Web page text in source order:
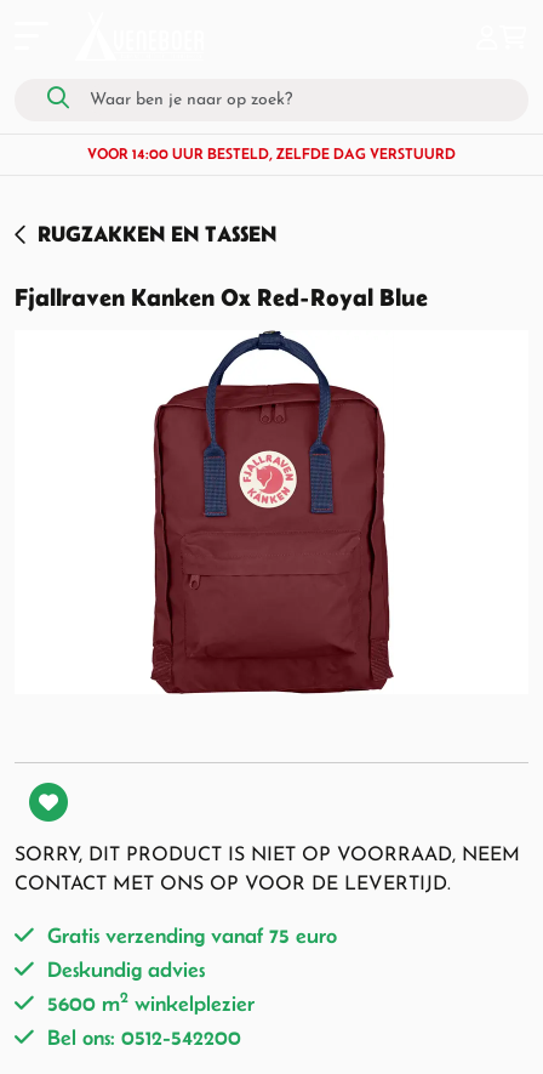
VOOR 14:00 UUR BESTELD, ZELFDE DAG VERSTUURD
RUGZAKKEN EN TASSEN
Fjallraven Kanken Ox Red-Royal Blue
SORRY, DIT PRODUCT IS NIET OP VOORRAAD, NEEM
CONTACT MET ONS OP VOOR DE LEVERTIJD.
Gratis verzending vanaf 75 euro
Deskundig advies
5600 m2 winkelplezier
Bel ons: 0512-542200